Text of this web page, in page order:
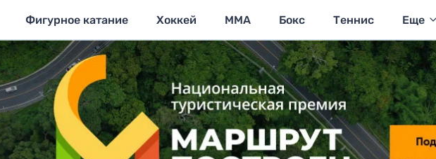
Фигурное катание Хоккей MMA Бокс Теннис Еще